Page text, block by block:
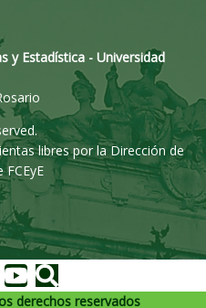
y Estadística - Universidad
libres por la Dirección de
derechos reservados